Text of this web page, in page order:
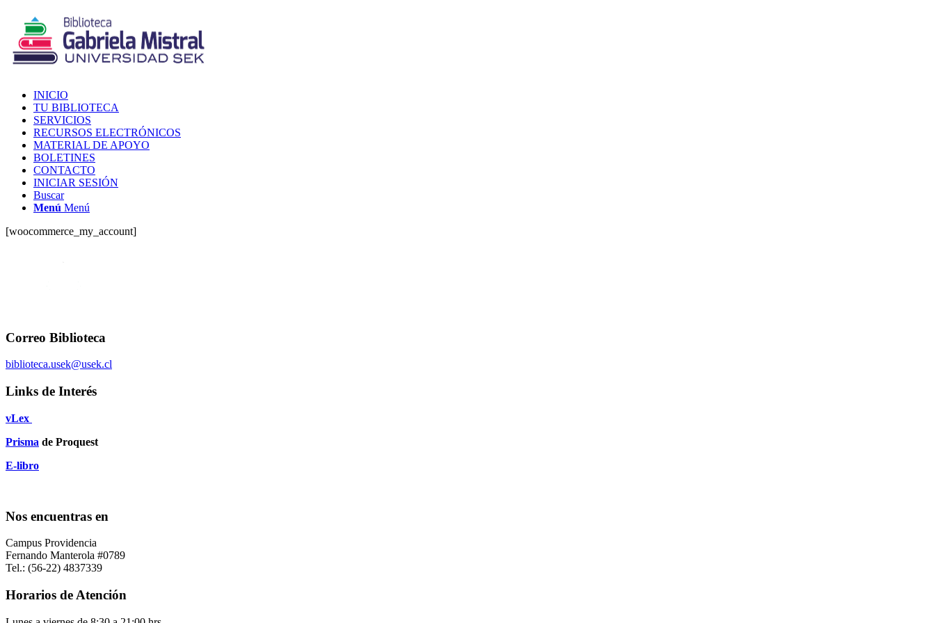
INICIO
TU BIBLIOTECA
SERVICIOS
RECURSOS ELECTRÓNICOS
MATERIAL DE APOYO
BOLETINES
CONTACTO
INICIAR SESIÓN
Buscar
Menú Menú
[woocommerce_my_account]
Correo Biblioteca
biblioteca.usek@usek.cl
Links de Interés
vLex
Prisma de Proquest
E-libro
Nos encuentras en
Campus Providencia
Fernando Manterola #0789
Tel.: (56-22) 4837339
Horarios de Atención